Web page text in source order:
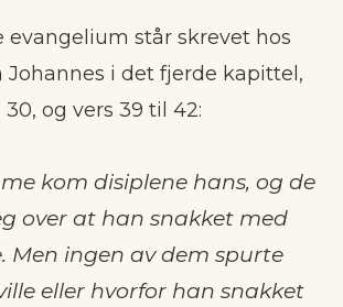
evangelium står skrevet hos
Johannes i det fjerde kapittel,
og vers 39 til 42:
kom disiplene hans, og de
over at han snakket med
Men ingen av dem spurte
eller hvorfor han snakket